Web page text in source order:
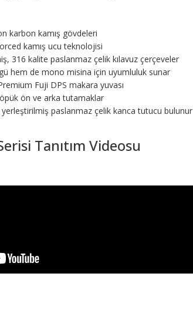
karbon kamış gövdeleri
kamış ucu teknolojisi
316 kalite paslanmaz çelik kılavuz çerçeveler
hem de mono misina için uyumluluk sunar
Fuji DPS makara yuvası
ön ve arka tutamaklar
paslanmaz çelik kanca tutucu bulunur
Tanıtım Videosu